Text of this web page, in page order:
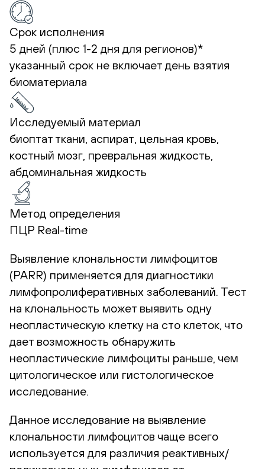
Срок исполнения
5 дней (плюс 1-2 дня для регионов)*
указанный срок не включает день взятия
биоматериала
Исследуемый материал
биоптат ткани, аспират, цельная кровь,
костный мозг, превральная жидкость,
абдоминальная жидкость
Метод определения
ПЦР Real-time
Выявление клональности лимфоцитов
(PARR) применяется для диагностики
лимфопролиферативных заболеваний. Тест
на клональность может выявить одну
неопластическую клетку на сто клеток, что
дает возможность обнаружить
неопластические лимфоциты раньше, чем
цитологическое или гистологическое
исследование.
Данное исследование на выявление
клональности лимфоцитов чаще всего
используется для различия реактивных/